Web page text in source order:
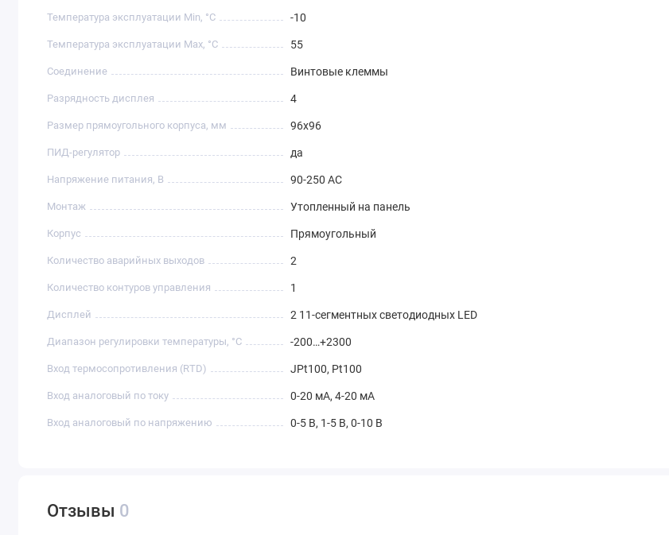
Температура эксплуатации Min, °C -10
Температура эксплуатации Max, °C 55
Соединение Винтовые клеммы
Разрядность дисплея 4
Размер прямоугольного корпуса, мм 96x96
ПИД-регулятор да
Напряжение питания, В 90-250 AC
Монтаж Утопленный на панель
Корпус Прямоугольный
Количество аварийных выходов 2
Количество контуров управления 1
Дисплей 2 11-сегментных светодиодных LED
Диапазон регулировки температуры, °C -200…+2300
Вход термосопротивления (RTD) JPt100, Pt100
Вход аналоговый по току 0-20 мА, 4-20 мА
Вход аналоговый по напряжению 0-5 В, 1-5 В, 0-10 В
Отзывы 0